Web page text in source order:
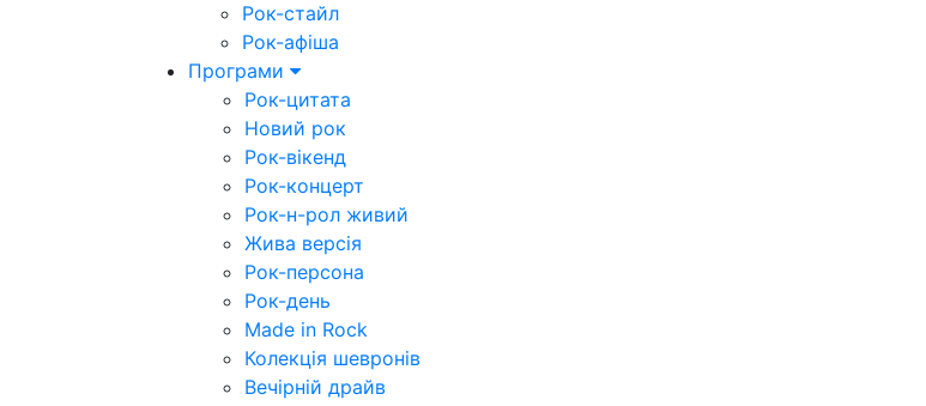
Рок-стайл
Рок-афіша
Програми
Рок-цитата
Новий рок
Рок-вікенд
Рок-концерт
Рок-н-рол живий
Жива версія
Рок-персона
Рок-день
Made in Rock
Колекція шевронів
Вечірній драйв